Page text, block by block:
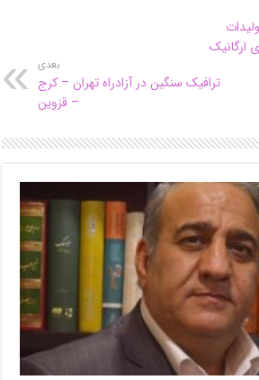
ارگانیک
بعدی
ترافیک سنگین در آزادراه تهران – کرج
– قزوین